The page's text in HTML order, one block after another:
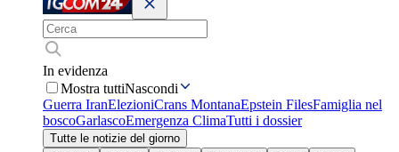
In evidenza
Mostra tuttiNascondi
Guerra IranElezioniCrans MontanaEpstein FilesFamiglia nel
boscoGarlascoEmergenza ClimaTutti i dossier
Tutte le notizie del giorno